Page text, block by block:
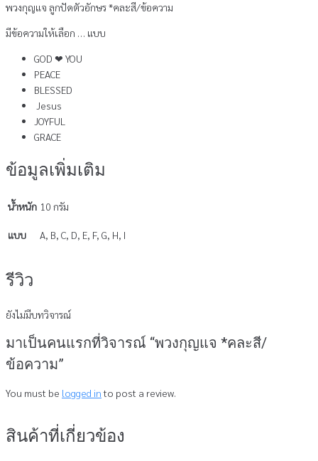
พวงกุญแจ ลูกปัดตัวอักษร *คละสี/ข้อความ
มีข้อความให้เลือก … แบบ
GOD ❤ YOU
PEACE
BLESSED
Jesus
JOYFUL
GRACE
ข้อมูลเพิ่มเติม
น้ำหนัก 10 กรัม
แบบ A, B, C, D, E, F, G, H, I
รีวิว
ยังไม่มีบทวิจารณ์
มาเป็นคนแรกที่วิจารณ์ “พวงกุญแจ *คละสี/
ข้อความ”
You must be logged into post a review.
สินค้าที่เกี่ยวข้อง